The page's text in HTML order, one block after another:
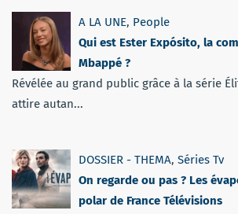
A LA UNE, People
Qui est Ester Expósito, la
Mbappé ?
Révélée au grand public grâce à la série
attire autan...
DOSSIER - THEMA, Séries Tv
On regarde ou pas ? Les
polar de France Télévisions